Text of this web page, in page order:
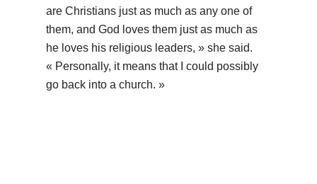
are Christians just as much as any one of
them, and God loves them just as much as
he loves his religious leaders, » she said.
« Personally, it means that I could possibly
go back into a church. »